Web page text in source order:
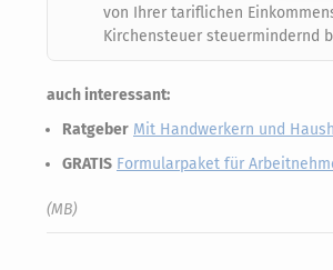
von Ihrer tariflichen
Kirchensteuer steuermindernd
auch interessant:
Ratgeber Mit Handwerkern und
GRATIS Formularpaket für
(MB)